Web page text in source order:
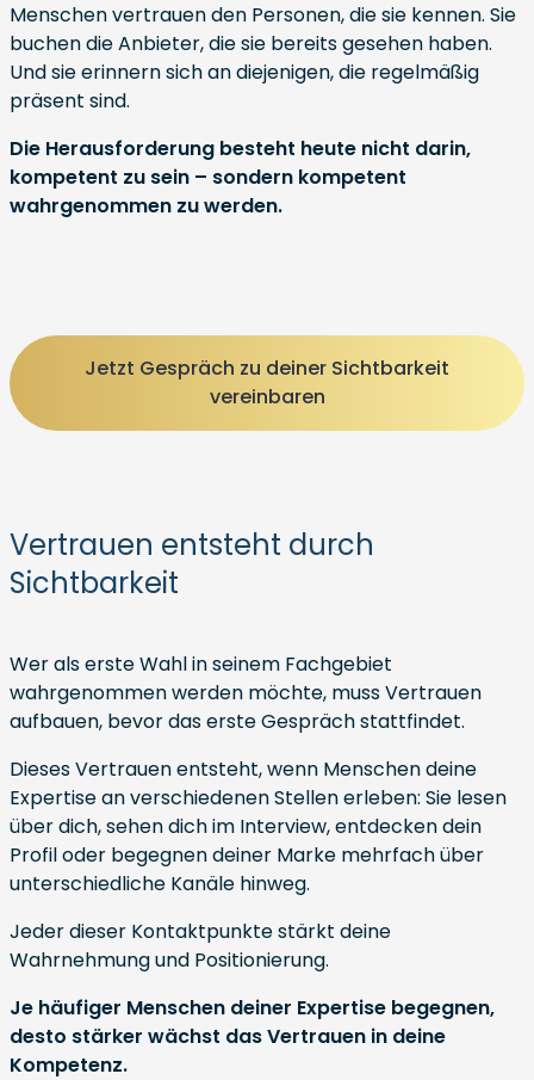
Menschen vertrauen den Personen, die sie kennen. Sie
buchen die Anbieter, die sie bereits gesehen haben.
Und sie erinnern sich an diejenigen, die regelmäßig
präsent sind.
Die Herausforderung besteht heute nicht darin,
kompetent zu sein – sondern kompetent
wahrgenommen zu werden.
Jetzt Gespräch zu deiner Sichtbarkeit
vereinbaren
Vertrauen entsteht durch
Sichtbarkeit
Wer als erste Wahl in seinem Fachgebiet
wahrgenommen werden möchte, muss Vertrauen
aufbauen, bevor das erste Gespräch stattfindet.
Dieses Vertrauen entsteht, wenn Menschen deine
Expertise an verschiedenen Stellen erleben: Sie lesen
über dich, sehen dich im Interview, entdecken dein
Profil oder begegnen deiner Marke mehrfach über
unterschiedliche Kanäle hinweg.
Jeder dieser Kontaktpunkte stärkt deine
Wahrnehmung und Positionierung.
Je häufiger Menschen deiner Expertise begegnen,
desto stärker wächst das Vertrauen in deine
Kompetenz.